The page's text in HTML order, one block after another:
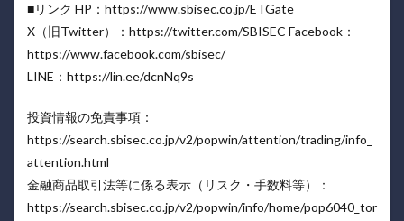
■リンク HP：https://www.sbisec.co.jp/ETGate
X（旧Twitter）：https://twitter.com/SBISEC Facebook：
https://www.facebook.com/sbisec/
LINE：https://lin.ee/dcnNq9s
投資情報の免責事項：
https://search.sbisec.co.jp/v2/popwin/attention/trading/info_
attention.html
金融商品取引法等に係る表示（リスク・手数料等）：
https://search.sbisec.co.jp/v2/popwin/info/home/pop6040_tor